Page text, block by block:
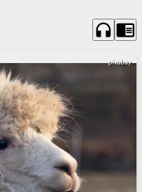
headphones chrome_reader_mode
pixabay